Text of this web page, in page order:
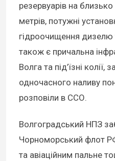
резервуарів на
метрів, потужні
гідроочищення дизелю
також є причальна
Волга та під’їзні колії,
одночасного наливу
розповіли в ССО.
Волгоградський НПЗ
Чорноморський флот
та авіаційним пальне